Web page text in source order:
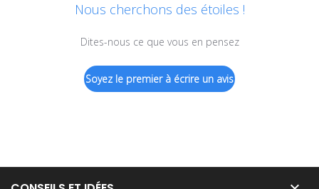
Nous cherchons des étoiles !
Dites-nous ce que vous en pensez
Soyez le premier à écrire un avis